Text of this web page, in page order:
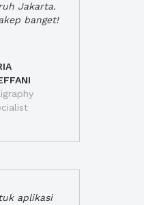
Jakarta.
banget!
aplikasi